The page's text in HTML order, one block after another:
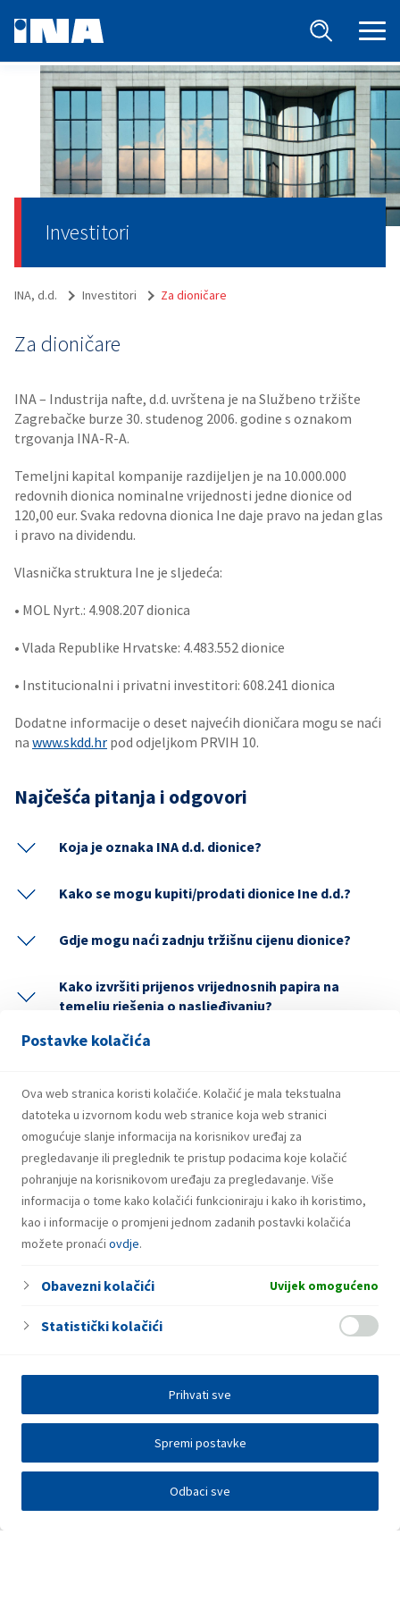
Postavke kolačića
Ova web stranica koristi kolačiće. Kolačić je mala tekstualna
datoteka u izvornom kodu web stranice koja web stranici
omogućuje slanje informacija na korisnikov uređaj za
pregledavanje ili preglednik te pristup podacima koje kolačić
pohranjuje na korisnikovom uređaju za pregledavanje. Više
informacija o tome kako kolačići funkcioniraju i kako ih koristimo,
kao i informacije o promjeni jednom zadanih postavki kolačića
možete pronaći ovdje.
Obavezni kolačići Uvijek omogućeno
Statistički kolačići
Odbaci sve
Spremi postavke
Prihvati sve
Investitori
INA, d.d. Investitori Za dioničare
Za dioničare
INA – Industrija nafte, d.d. uvrštena je na Službeno tržište
Zagrebačke burze 30. studenog 2006. godine s oznakom
trgovanja INA-R-A.
Temeljni kapital kompanije razdijeljen je na 10.000.000
redovnih dionica nominalne vrijednosti jedne dionice od
120,00 eur. Svaka redovna dionica Ine daje pravo na jedan glas
i pravo na dividendu.
Vlasnička struktura Ine je sljedeća:
• MOL Nyrt.: 4.908.207 dionica
• Vlada Republike Hrvatske: 4.483.552 dionice
• Institucionalni i privatni investitori: 608.241 dionica
Dodatne informacije o deset najvećih dioničara mogu se naći
na www.skdd.hr pod odjeljkom PRVIH 10.
Najčešća pitanja i odgovori
Koja je oznaka INA d.d. dionice?
Kako se mogu kupiti/prodati dionice Ine d.d.?
Gdje mogu naći zadnju tržišnu cijenu dionice?
Kako izvršiti prijenos vrijednosnih papira na
temelju rješenja o nasljeđivanju?
Tel: +385 1 459 2718
E-mail: investitori@ina.hr